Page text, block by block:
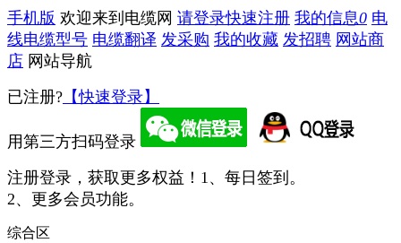
手机版 欢迎来到电缆网 请登录快速注册 我的信息0 电
线电缆型号 电缆翻译 发采购 我的收藏 发招聘 网站商
店 网站导航
已注册? 【快速登录】
用第三方扫码登录
注册登录，获取更多权益！ 1、每日签到。
2、更多会员功能。
综合区